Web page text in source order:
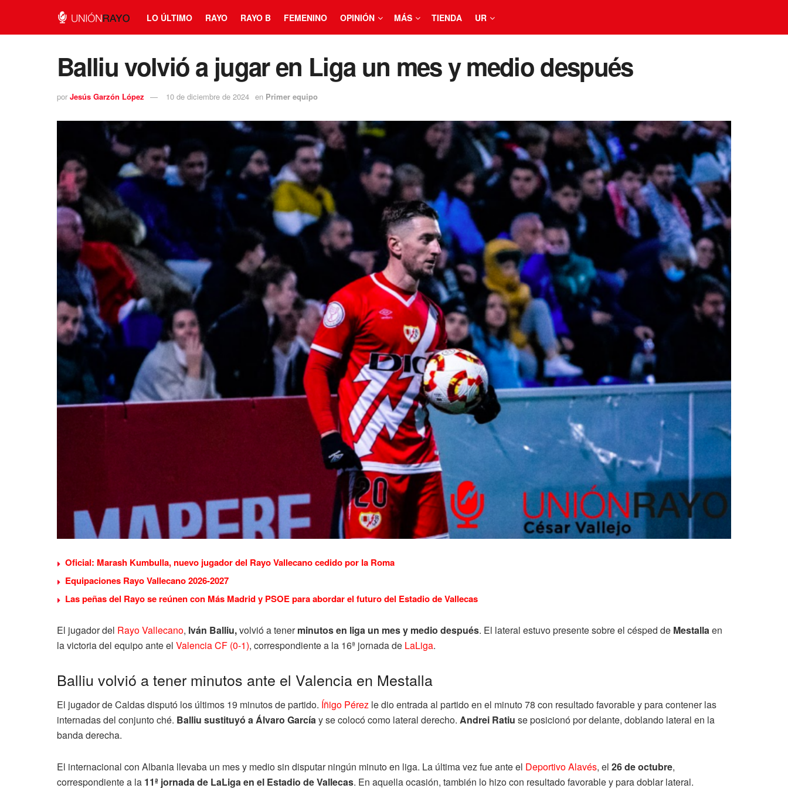
LO ÚLTIMO RAYO RAYO B FEMENINO OPINIÓN MÁS TIENDA UR
Balliu volvió a jugar en Liga un mes y medio después
por Jesús Garzón López 10 de diciembre de 2024 en Primer equipo
Oficial: Marash Kumbulla, nuevo jugador del Rayo Vallecano cedido por la Roma
Equipaciones Rayo Vallecano 2026-2027
Las peñas del Rayo se reúnen con Más Madrid y PSOE para abordar el futuro del Estadio de Vallecas
El jugador del Rayo Vallecano, Iván Balliu,volvió a tenerminutos en liga un mes y medio después. El lateral estuvo presente sobre el césped de Mestallaen
la victoria del equipo ante el Valencia CF (0-1), correspondiente a la 16ª jornada de LaLiga.
Balliu volvió a tener minutos ante el Valencia en Mestalla
El jugador de Caldas disputó los últimos 19 minutos de partido. Íñigo Pérez le dio entrada al partido en el minuto 78 con resultado favorable y para contener las
internadas del conjunto ché. Balliu sustituyó a Álvaro Garcíay se colocó como lateral derecho. Andrei Ratiu se posicionó por delante, doblando lateral en la
banda derecha.
El internacional con Albania llevaba un mes y medio sin disputar ningún minuto en liga. La última vez fue ante el Deportivo Alavés, el 26 de octubre,
correspondiente a la 11ª jornada de LaLiga en el Estadio de Vallecas. En aquella ocasión, también lo hizo con resultado favorable y para doblar lateral.